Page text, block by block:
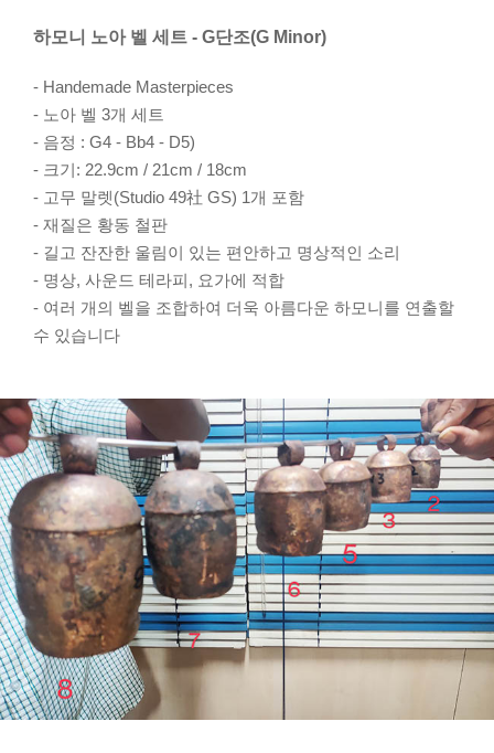
하모니 노아 벨 세트 - G단조(G Minor)
- Handemade Masterpieces
- 노아 벨 3개 세트
- 음정 : G4 - Bb4 - D5)
- 크기: 22.9cm / 21cm / 18cm
- 고무 말렛(Studio 49社 GS) 1개 포함
- 재질은 황동 철판
- 길고 잔잔한 울림이 있는 편안하고 명상적인 소리
- 명상, 사운드 테라피, 요가에 적합
- 여러 개의 벨을 조합하여 더욱 아름다운 하모니를 연출할
수 있습니다